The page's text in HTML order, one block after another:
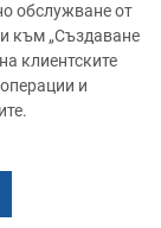
обслужване от
към „Създаване
клиентските
и